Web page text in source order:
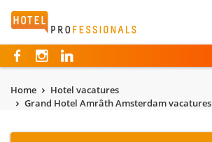
Hotelprofessionals
Home
Hotel vacatures
Grand Hotel Amrâth Amsterdam vacatures